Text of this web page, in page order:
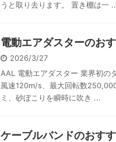
うと取り去ります。 置き棚は一
電動エアダスターのお
2026/3/27
AAL 電動エアダスター 業界初の
風速120m/s、最大回転数
ミ、砂ぼこりを瞬時に吹き ...
ケーブルバンドのおす